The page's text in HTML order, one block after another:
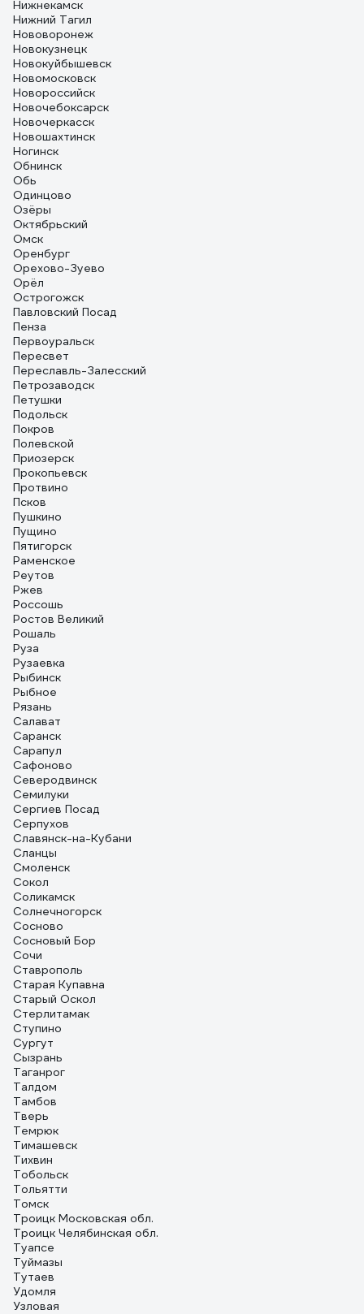
Нижнекамск
Нижний Тагил
Нововоронеж
Новокузнецк
Новокуйбышевск
Новомосковск
Новороссийск
Новочебоксарск
Новочеркасск
Новошахтинск
Ногинск
Обнинск
Обь
Одинцово
Озёры
Октябрьский
Омск
Оренбург
Орехово-Зуево
Орёл
Острогожск
Павловский Посад
Пенза
Первоуральск
Пересвет
Переславль-Залесский
Петрозаводск
Петушки
Подольск
Покров
Полевской
Приозерск
Прокопьевск
Протвино
Псков
Пушкино
Пущино
Пятигорск
Раменское
Реутов
Ржев
Россошь
Ростов Великий
Рошаль
Руза
Рузаевка
Рыбинск
Рыбное
Рязань
Салават
Саранск
Сарапул
Сафоново
Северодвинск
Семилуки
Сергиев Посад
Серпухов
Славянск-на-Кубани
Сланцы
Смоленск
Сокол
Соликамск
Солнечногорск
Сосново
Сосновый Бор
Сочи
Ставрополь
Старая Купавна
Старый Оскол
Стерлитамак
Ступино
Сургут
Сызрань
Таганрог
Талдом
Тамбов
Тверь
Темрюк
Тимашевск
Тихвин
Тобольск
Тольятти
Томск
Троицк Московская обл.
Троицк Челябинская обл.
Туапсе
Туймазы
Тутаев
Удомля
Узловая